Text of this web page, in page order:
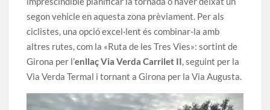
segon vehicle en aquesta zona prèviament. Per als
ciclistes, una opció excel·lent és combinar-la amb
altres rutes, com la «Ruta de les Tres Vies»: sortint de
Girona per l’enllaç Via Verda Carrilet II, seguint per la
Via Verda Termal i tornant a Girona per la Via Augusta.